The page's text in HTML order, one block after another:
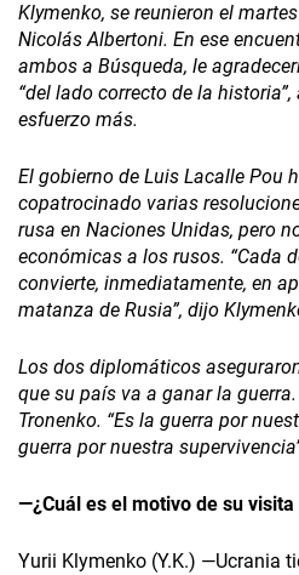
Klymenko, se reunieron el
Nicolás Albertoni. En ese
ambos a Búsqueda, le
“del lado correcto de la
esfuerzo más.
El gobierno de Luis Lacalle Pou
copatrocinado varias
rusa en Naciones Unidas, pero
económicas a los rusos. “Cada
convierte, inmediatamente, en
matanza de Rusia”, dijo
Los dos diplomáticos
que su país va a ganar la
Tronenko. “Es la guerra por
guerra por nuestra
—¿Cuál es el motivo de su
Yurii Klymenko (Y.K.) —Ucrania